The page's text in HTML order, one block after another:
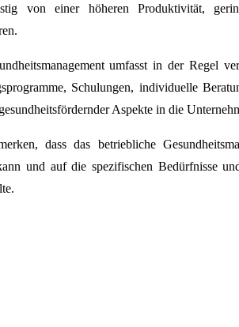
von einer höheren Produktivität,
umfasst in der Regel
Schulungen, individuelle
Aspekte in die
dass das betriebliche
und auf die spezifischen Bedürfnisse